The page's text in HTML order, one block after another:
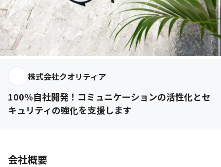
株式会社クオリティア
100%自社開発！コミュニケーションの活性化とセ
キュリティの強化を支援します
会社概要